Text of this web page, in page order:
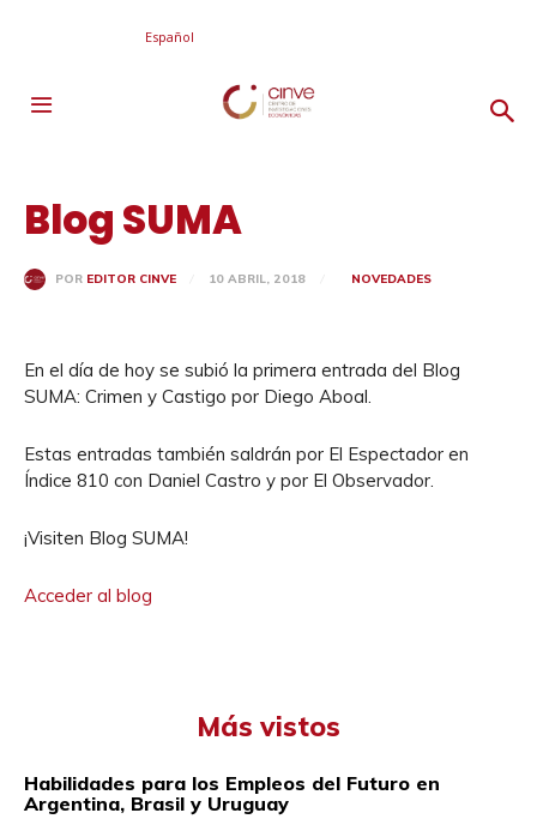
Español
Blog SUMA
POR EDITOR CINVE 10 ABRIL, 2018 NOVEDADES
En el día de hoy se subió la primera entrada del Blog
SUMA: Crimen y Castigo por Diego Aboal.
Estas entradas también saldrán por El Espectador en
Índice 810 con Daniel Castro y por El Observador.
¡Visiten Blog SUMA!
Acceder al blog
Más vistos
Habilidades para los Empleos del Futuro en
Argentina, Brasil y Uruguay